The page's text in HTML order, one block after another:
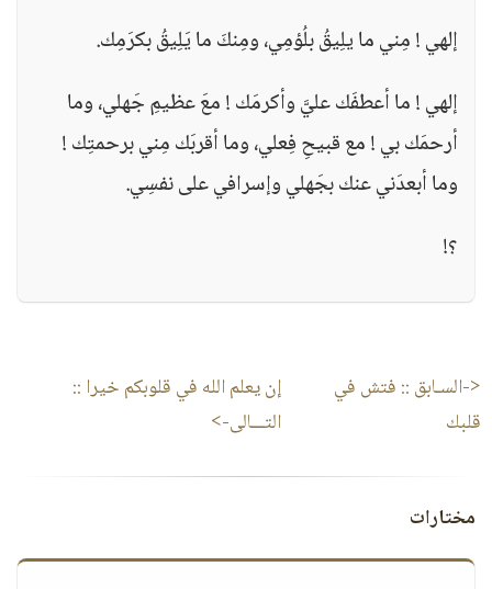
إلهي ! مِني ما يلِيقُ بلُؤمِي، ومِنكَ ما يَلِيقُ بكرَمِك.
إلهي ! ما أعطفَك عليَّ وأكرمَك ! معَ عظيمِ جَهلي، وما
أرحمَك بي ! مع قبيحِ فِعلي، وما أقربَك مِني برحمتِك !
وما أبعدَني عنك بجَهلي وإسرافي على نفسِي.
؟!
<-السـابق :: فتش في
قلبك
إن يعلم الله في قلوبكم خيرا ::
التـــالى->
مختارات